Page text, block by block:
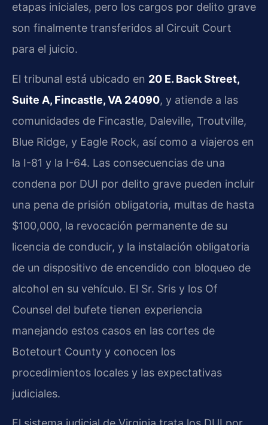
etapas iniciales, pero los cargos por delito grave
son finalmente transferidos al Circuit Court
para el juicio.
El tribunal está ubicado en 20 E. Back Street,
Suite A, Fincastle, VA 24090, y atiende a las
comunidades de Fincastle, Daleville, Troutville,
Blue Ridge, y Eagle Rock, así como a viajeros en
la I-81 y la I-64. Las consecuencias de una
condena por DUI por delito grave pueden incluir
una pena de prisión obligatoria, multas de hasta
$100,000, la revocación permanente de su
licencia de conducir, y la instalación obligatoria
de un dispositivo de encendido con bloqueo de
alcohol en su vehículo. El Sr. Sris y los Of
Counsel del bufete tienen experiencia
manejando estos casos en las cortes de
Botetourt County y conocen los
procedimientos locales y las expectativas
judiciales.